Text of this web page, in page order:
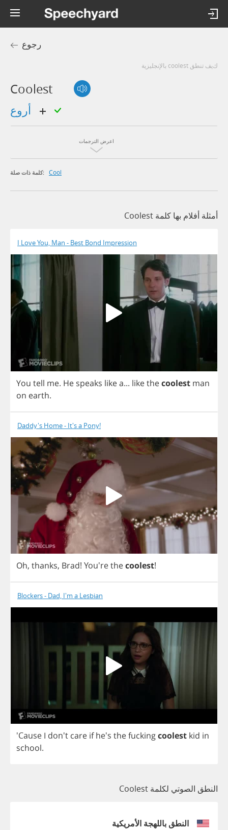
رجوع
كيف تنطق coolest بالإنجليزية
Coolest
اعرض الترجمات
كلمة ذات صلة: Cool
أمثلة أفلام بها كلمة Coolest
I Love You, Man - Best Bond Impression
You tell me. He speaks likea... likethecoolest man
on earth.
Daddy's Home - It's a Pony!
Oh, thanks, Brad! You'rethecoolest!
Blockers - Dad, I'm a Lesbian
'Cause I don't care ifhe's thefuckingcoolest kid in
school.
النطق الصوتي لكلمة Coolest
النطق باللهجة الأمريكية